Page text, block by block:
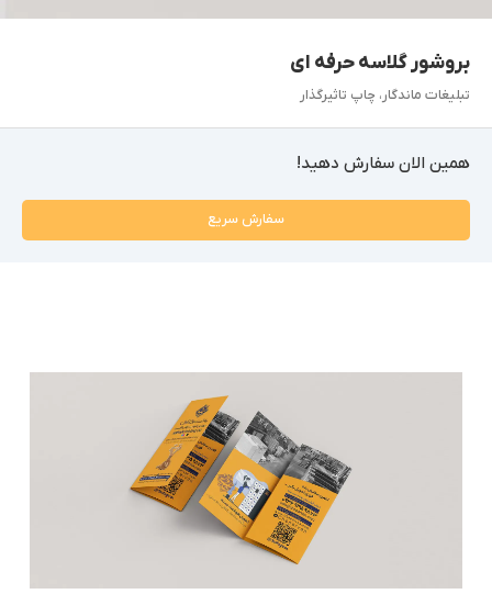
بروشور گلاسه حرفه ای
تبلیغات ماندگار، چاپ تاثیرگذار
همین الان سفارش دهید!
سفارش سریع